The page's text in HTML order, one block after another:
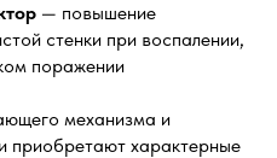
— повышение
стенки при воспалении,
поражении
механизма и
приобретают характерные